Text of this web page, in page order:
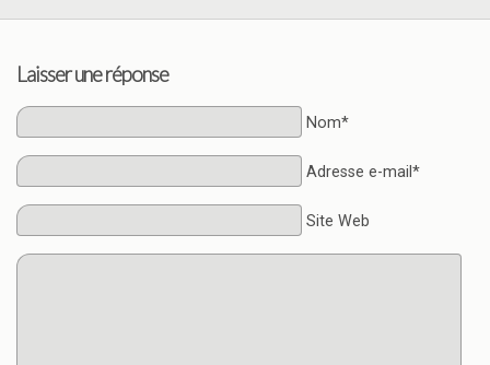
Laisser une réponse
Nom*
Adresse e-mail*
Site Web